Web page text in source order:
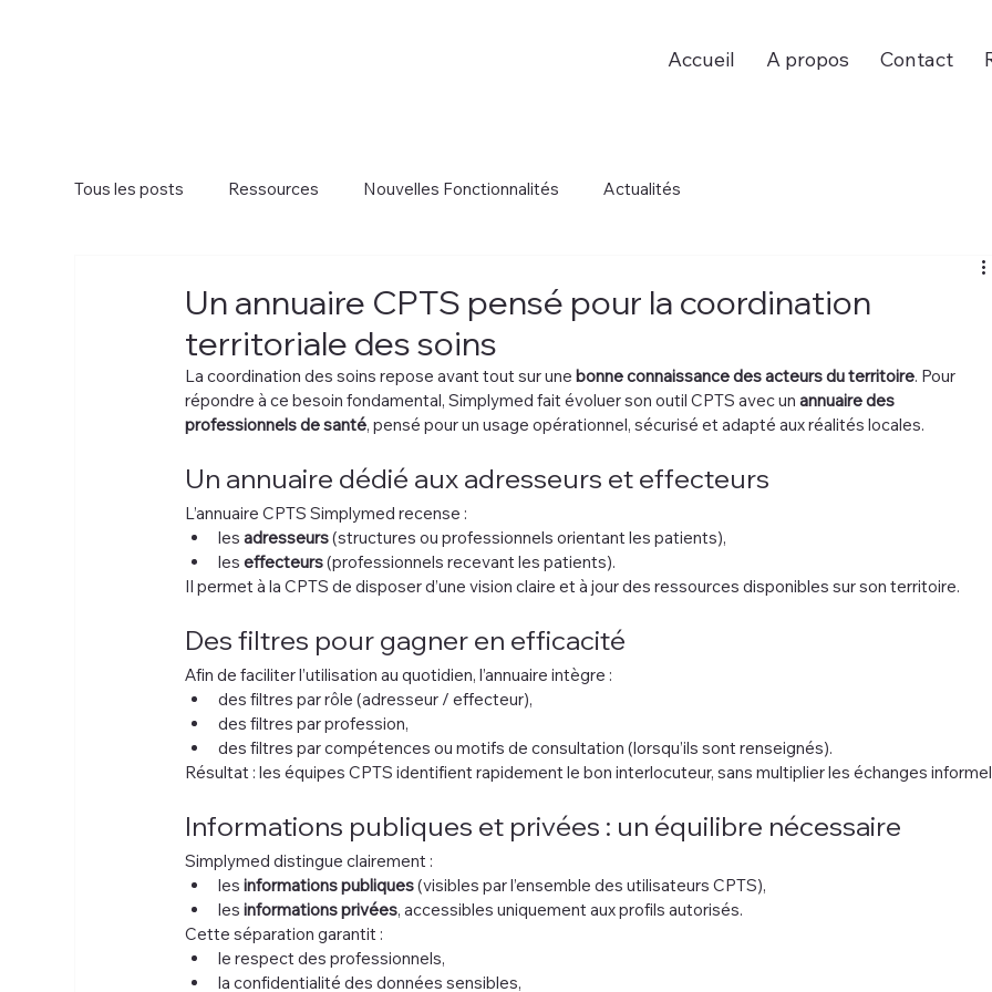
Accueil A propos Contact
Tous les posts Ressources Nouvelles Fonctionnalités Actualités
Un annuaire CPTS pensé pour la coordination
territoriale des soins
La coordination des soins repose avant tout sur une bonne connaissance des acteurs du territoire. Pour
répondre à ce besoin fondamental, Simplymed fait évoluer son outil CPTS avec un annuaire des
professionnels de santé, pensé pour un usage opérationnel, sécurisé et adapté aux réalités locales.
Un annuaire dédié aux adresseurs et effecteurs
L’annuaire CPTS Simplymed recense :
les adresseurs (structures ou professionnels orientant les patients),
les effecteurs (professionnels recevant les patients).
Il permet à la CPTS de disposer d’une vision claire et à jour des ressources disponibles sur son territoire.
Des filtres pour gagner en efficacité
Afin de faciliter l’utilisation au quotidien, l’annuaire intègre :
des filtres par rôle (adresseur / effecteur),
des filtres par profession,
des filtres par compétences ou motifs de consultation (lorsqu’ils sont renseignés).
Résultat : les équipes CPTS identifient rapidement le bon interlocuteur, sans multiplier les échanges
Informations publiques et privées : un équilibre nécessaire
Simplymed distingue clairement :
les informations publiques (visibles par l’ensemble des utilisateurs CPTS),
les informations privées, accessibles uniquement aux profils autorisés.
Cette séparation garantit :
le respect des professionnels,
la confidentialité des données sensibles,